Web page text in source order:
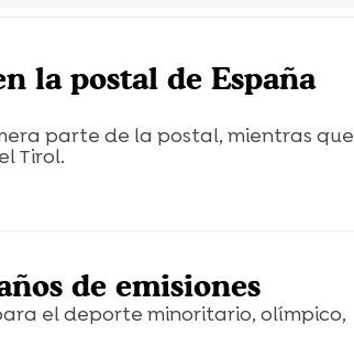
la postal de España
parte de la postal, mientras que
Tirol.
de emisiones
el deporte minoritario, olímpico,